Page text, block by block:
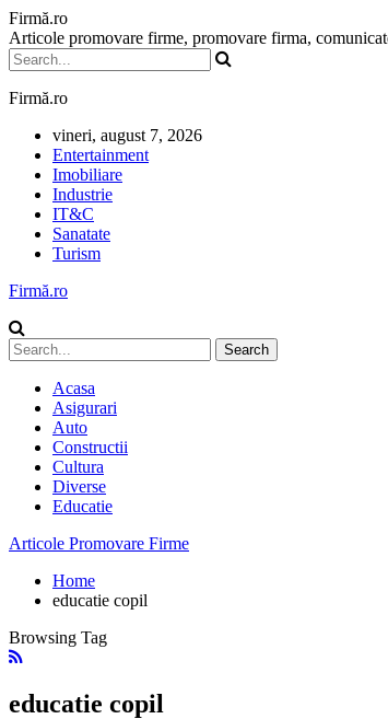
Firmă.ro
Articole promovare firme, promovare firma,
Firmă.ro
vineri, august 7, 2026
Entertainment
Imobiliare
Industrie
IT&C
Sanatate
Turism
Firmă.ro
Acasa
Asigurari
Auto
Constructii
Cultura
Diverse
Educatie
Articole Promovare Firme
Home
educatie copil
Browsing Tag
educatie copil